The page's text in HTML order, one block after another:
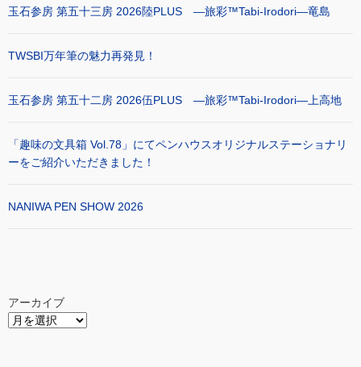
玉石参房 第五十三房 2026陸PLUS ―旅彩™Tabi-Irodori―竜島
TWSBI万年筆の魅力再発見！
玉石参房 第五十二房 2026伍PLUS ―旅彩™Tabi-Irodori―上高地
「趣味の文具箱 Vol.78」にてペンハウスオリジナルステーショナリ
ーをご紹介いただきました！
NANIWA PEN SHOW 2026
アーカイブ